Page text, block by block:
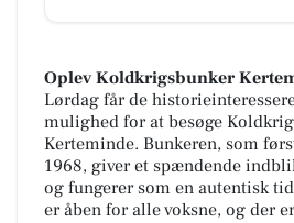
Oplev Koldkrigsbunker
Lørdag får de
mulighed for at besøge
Kerteminde. Bunkeren, som
1968, giver et spændende
og fungerer som en autentisk
er åben for alle voksne, og der